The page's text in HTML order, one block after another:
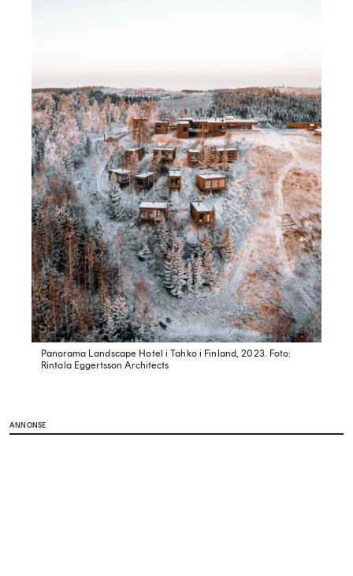
Panorama Landscape Hotel i Tahko i Finland, 2023. Foto:
Rintala Eggertsson Architects
ANNONSE